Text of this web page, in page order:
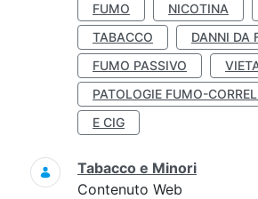
FUMO NICOTINA
TABACCO
DANNI DA
FUMO PASSIVO
PATOLOGIE FUMO-
E CIG
Tabacco e Minori
Contenuto Web